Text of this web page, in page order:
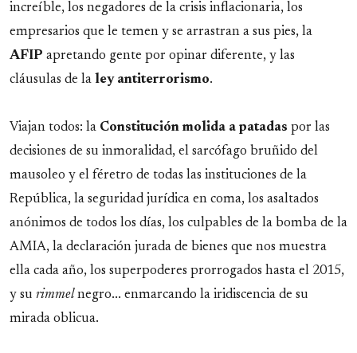
increíble, los negadores de la crisis inflacionaria, los
empresarios que le temen y se arrastran a sus pies, la
AFIP apretando gente por opinar diferente, y las
cláusulas de la ley antiterrorismo.
Viajan todos: la Constitución molida a patadas por las
decisiones de su inmoralidad, el sarcófago bruñido del
mausoleo y el féretro de todas las instituciones de la
República, la seguridad jurídica en coma, los asaltados
anónimos de todos los días, los culpables de la bomba de la
AMIA, la declaración jurada de bienes que nos muestra
ella cada año, los superpoderes prorrogados hasta el 2015,
y su rimmel negro... enmarcando la iridiscencia de su
mirada oblicua.